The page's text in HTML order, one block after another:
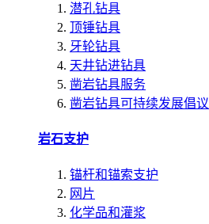
潜孔钻具
顶锤钻具
牙轮钻具
天井钻进钻具
凿岩钻具服务
凿岩钻具可持续发展倡议
岩石支护
锚杆和锚索支护
网片
化学品和灌浆